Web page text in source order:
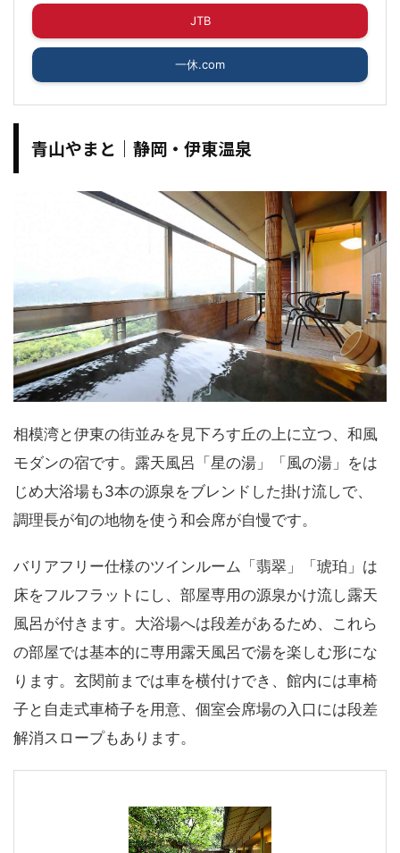
JTB
一休.com
青山やまと｜静岡・伊東温泉
相模湾と伊東の街並みを見下ろす丘の上に立つ、和風
モダンの宿です。露天風呂「星の湯」「風の湯」をは
じめ大浴場も3本の源泉をブレンドした掛け流しで、
調理長が旬の地物を使う和会席が自慢です。
バリアフリー仕様のツインルーム「翡翠」「琥珀」は
床をフルフラットにし、部屋専用の源泉かけ流し露天
風呂が付きます。大浴場へは段差があるため、これら
の部屋では基本的に専用露天風呂で湯を楽しむ形にな
ります。玄関前までは車を横付けでき、館内には車椅
子と自走式車椅子を用意、個室会席場の入口には段差
解消スロープもあります。